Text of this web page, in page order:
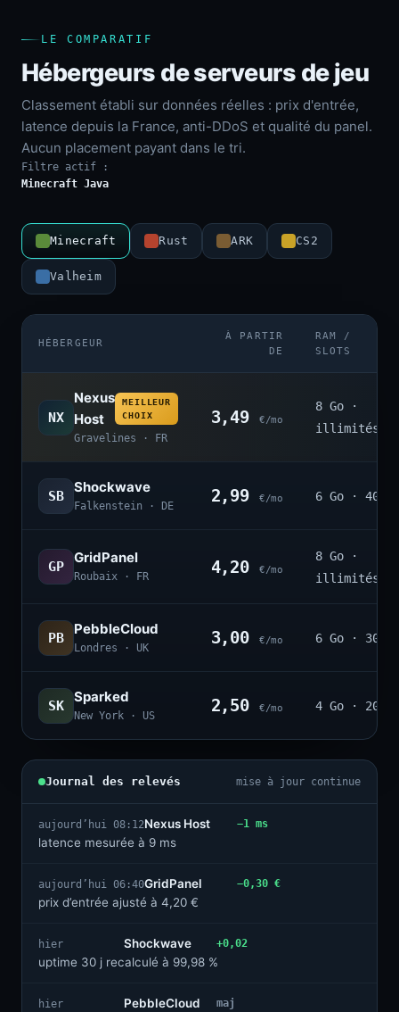
LE COMPARATIF
Hébergeurs de serveurs de jeu
Classement établi sur données réelles : prix d'entrée,
latence depuis la France, anti-DDoS et qualité du panel.
Aucun placement payant dans le tri.
Filtre actif :
Minecraft Java
Minecraft Rust ARK CS2
Valheim
HÉBERGEUR
À PARTIR
DE
RAM /
SLOTS
NX
Nexus
Host
MEILLEUR
CHOIX
Gravelines · FR
3,49 €/mo
8 Go ·
illimités
SB
Shockwave
Falkenstein · DE
2,99 €/mo 6 Go · 40
GP
GridPanel
Roubaix · FR 4,20 €/mo
8 Go ·
illimités
PB
PebbleCloud
Londres · UK
3,00 €/mo 6 Go · 30
SK
Sparked
New York · US
2,50 €/mo 4 Go · 20
Journal des relevés mise à jour continue
aujourd’hui 08:12Nexus Host
latence mesurée à 9 ms
−1 ms
aujourd’hui 06:40GridPanel
prix d’entrée ajusté à 4,20 €
−0,30 €
hier
Shockwave
uptime 30 j recalculé à 99,98 %
+0,02
hier
PebbleCloud
maj